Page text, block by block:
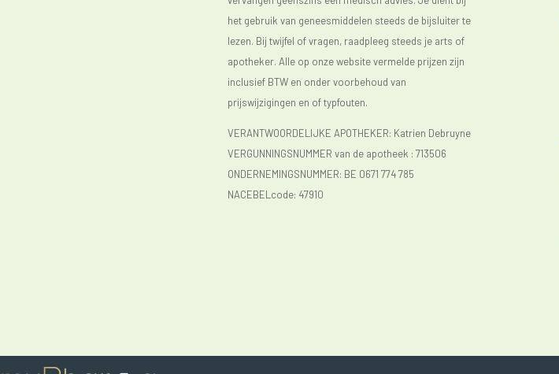
het gebruik van geneesmiddelen steeds de bijsluiter te
lezen. Bij twijfel of vragen, raadpleeg steeds je arts of
apotheker. Alle op onze website vermelde prijzen zijn
inclusief BTW en onder voorbehoud van
prijswijzigingen en of typfouten.
VERANTWOORDELIJKE APOTHEKER: Katrien Debruyne
VERGUNNINGSNUMMER van de apotheek : 713506
ONDERNEMINGSNUMMER: BE 0671 774 785
NACEBELcode: 47910